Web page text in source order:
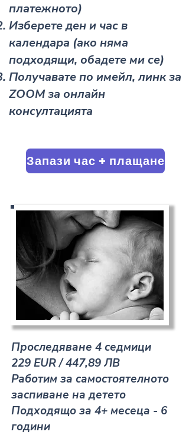
платежното)
Изберете ден и час в
календара (ако няма
подходящи, обадете ми се)
Получавате по имейл, линк за
ZOOM за онлайн
консултацията
Запази час + плащане
Проследяване 4 седмици​
229 EUR / 447,89 ЛВ
Работим за самостоятелното
заспиване на детето​
Подходящо за 4+ месеца - 6
години